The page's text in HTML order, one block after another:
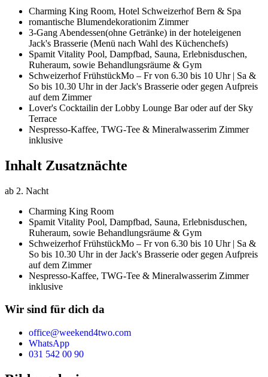
Charming King Room, Hotel Schweizerhof Bern & Spa
romantische Blumendekorationim Zimmer
3-Gang Abendessen(ohne Getränke) in der hoteleigenen
Jack's Brasserie (Menü nach Wahl des Küchenchefs)
Spamit Vitality Pool, Dampfbad, Sauna, Erlebnisduschen,
Ruheraum, sowie Behandlungsräume & Gym
Schweizerhof FrühstückMo – Fr von 6.30 bis 10 Uhr | Sa &
So bis 10.30 Uhr in der Jack's Brasserie oder gegen Aufpreis
auf dem Zimmer
Lover's Cocktailin der Lobby Lounge Bar oder auf der Sky
Terrace
Nespresso-Kaffee, TWG-Tee & Mineralwasserim Zimmer
inklusive
Inhalt Zusatznächte
ab 2. Nacht
Charming King Room
Spamit Vitality Pool, Dampfbad, Sauna, Erlebnisduschen,
Ruheraum, sowie Behandlungsräume & Gym
Schweizerhof FrühstückMo – Fr von 6.30 bis 10 Uhr | Sa &
So bis 10.30 Uhr in der Jack's Brasserie oder gegen Aufpreis
auf dem Zimmer
Nespresso-Kaffee, TWG-Tee & Mineralwasserim Zimmer
inklusive
Wir sind für dich da
office@weekend4two.com
WhatsApp
031 542 00 90